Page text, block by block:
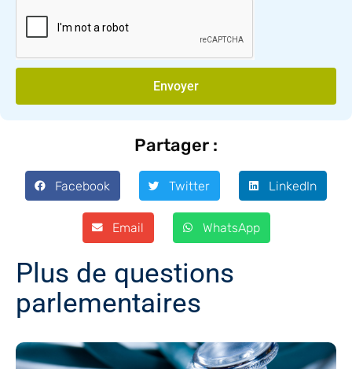
Envoyer
Partager :
Facebook Twitter LinkedIn
Email WhatsApp
Plus de questions
parlementaires